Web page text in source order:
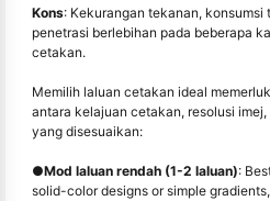
Kons: Kekurangan tekanan,
penetrasi berlebihan pada beberapa
cetakan.
Memilih laluan cetakan ideal
antara kelajuan cetakan, resolusi
yang disesuaikan:
●Mod laluan rendah (1-2 laluan):
solid-color designs or simple